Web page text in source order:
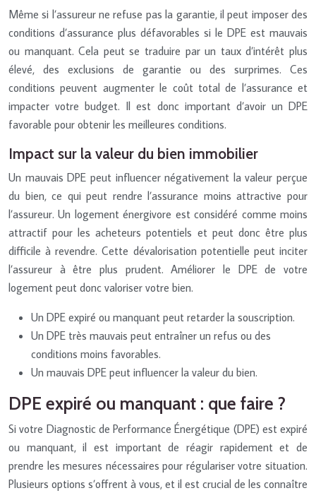
Même si l’assureur ne refuse pas la garantie, il peut imposer des
conditions d’assurance plus défavorables si le DPE est mauvais
ou manquant. Cela peut se traduire par un taux d’intérêt plus
élevé, des exclusions de garantie ou des surprimes. Ces
conditions peuvent augmenter le coût total de l’assurance et
impacter votre budget. Il est donc important d’avoir un DPE
favorable pour obtenir les meilleures conditions.
Impact sur la valeur du bien immobilier
Un mauvais DPE peut influencer négativement la valeur perçue
du bien, ce qui peut rendre l’assurance moins attractive pour
l’assureur. Un logement énergivore est considéré comme moins
attractif pour les acheteurs potentiels et peut donc être plus
difficile à revendre. Cette dévalorisation potentielle peut inciter
l’assureur à être plus prudent. Améliorer le DPE de votre
logement peut donc valoriser votre bien.
Un DPE expiré ou manquant peut retarder la souscription.
Un DPE très mauvais peut entraîner un refus ou des
conditions moins favorables.
Un mauvais DPE peut influencer la valeur du bien.
DPE expiré ou manquant : que faire ?
Si votre Diagnostic de Performance Énergétique (DPE) est expiré
ou manquant, il est important de réagir rapidement et de
prendre les mesures nécessaires pour régulariser votre situation.
Plusieurs options s’offrent à vous, et il est crucial de les connaître